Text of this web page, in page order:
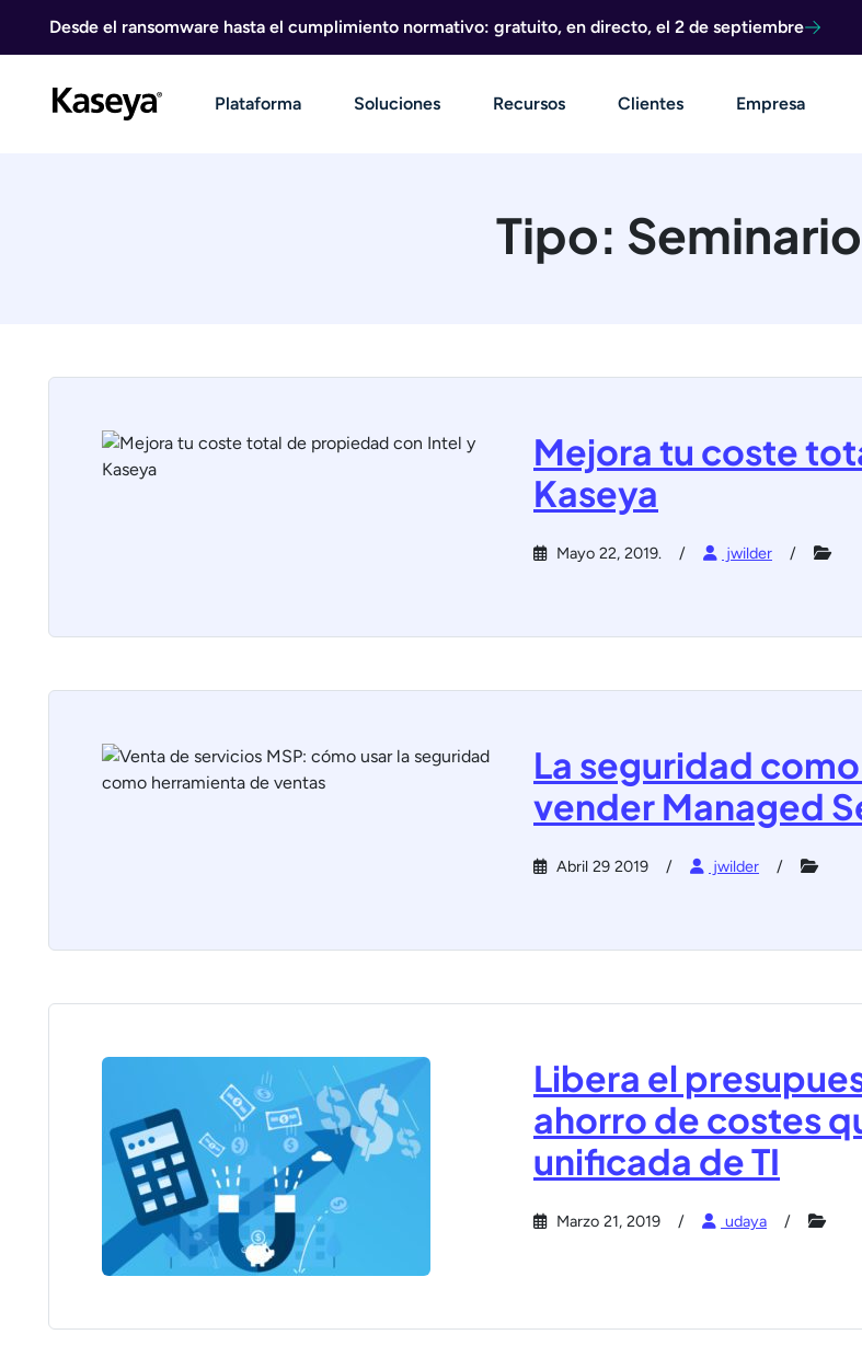
Desde el ransomware hasta el cumplimiento normativo: gratuito, en directo, el 2 de septiembre
Plataforma Soluciones Recursos Clientes Empresa
Tipo:
Mejora tu coste
Kaseya
Mayo 22, 2019. jwilder
La seguridad
vender Managed
Abril 29 2019 jwilder
Libera el
ahorro de costes
unificada de TI
Marzo 21, 2019 udaya